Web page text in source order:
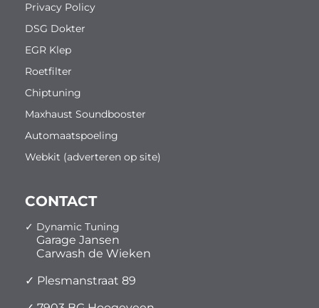
Privacy Policy
DSG Dokter
EGR Klep
Roetfilter
Chiptuning
Maxhaust Soundbooster
Automaatspoeling
Webkit (adverteren op site)
CONTACT
✓ Dynamic Tuning
Garage Jansen
Carwash de Wieken
✓ Plesmanstraat 89